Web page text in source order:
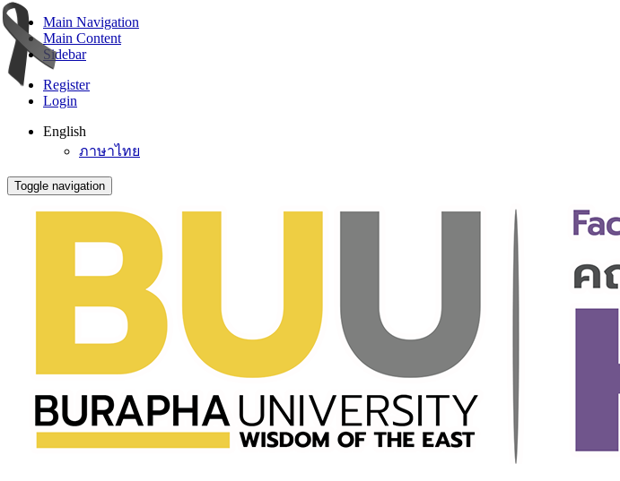
Main Navigation
Main Content
Sidebar
Register
Login
English
ภาษาไทย
Toggle navigation